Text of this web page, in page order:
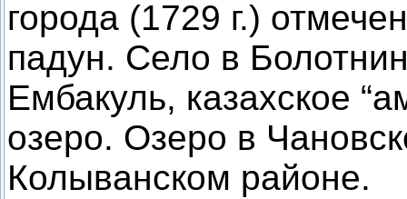
города (1729 г.)
падун. Село в
Ембакуль, казахское
озеро. Озеро в
Колыванском районе.